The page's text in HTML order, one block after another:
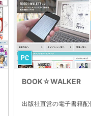
BOOK☆WALKER
出版社直営の電子書籍配